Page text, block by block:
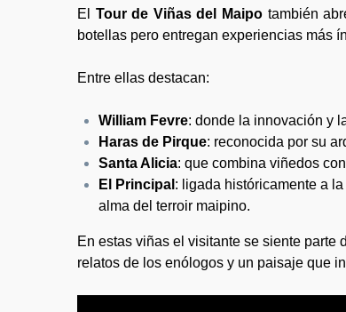
El Tour de Viñas del Maipotambién
botellas pero entregan experiencias más
Entre ellas destacan:
William Fevre: donde la innovación y
Haras de Pirque: reconocida por su
Santa Alicia: que combina viñedos
El Principal : ligada históricamente a
alma del terroir maipino.
En estas viñas el visitante se siente
relatos de los enólogos y un paisaje que